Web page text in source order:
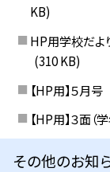
KB)
HP用学校だよ
(310 KB)
【HP用】５月
【HP用】３面（
その他のお知